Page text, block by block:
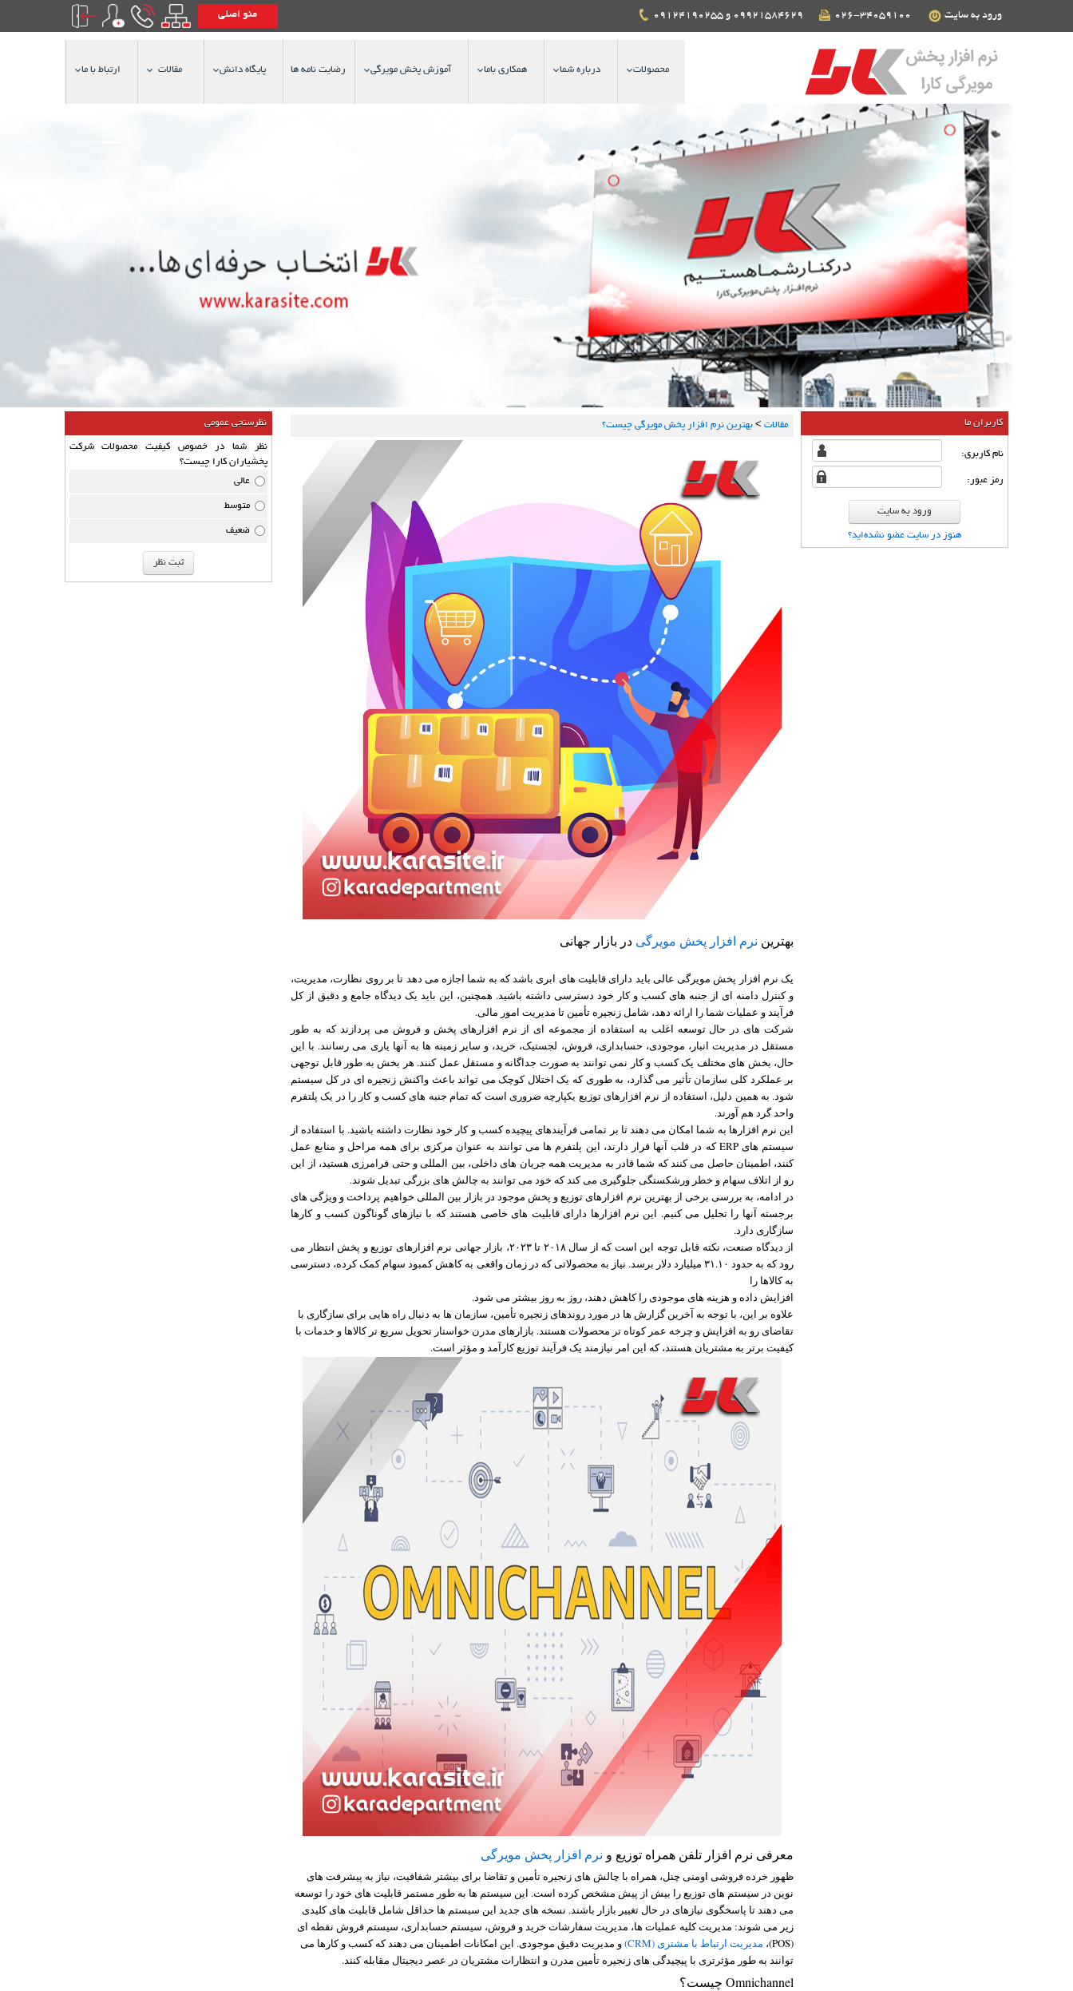
منو اصلی ورود به سایت
محصولات درباره شما همکاری باما آموزش پخش مویرگی رضایت نامه ها پایگاه دانش مقالات ارتباط با ما
کاربران ما
نام كاربری:
رمز عبور:
هنوز در سایت عضو نشده‌اید؟
مقالات> بهترین نرم افزار پخش مویرگی چیست؟
بهترین نرم افزار پخش مویرگی در بازار جهانی
یک نرم افزار پخش مویرگی عالی باید دارای قابلیت های ابری باشد که به شما اجازه می دهد تا بر روی نظارت، مدیریت،
و کنترل دامنه ای از جنبه های کسب و کار خود دسترسی داشته باشید. همچنین، این باید یک دیدگاه جامع و دقیق از کل
فرآیند و عملیات شما را ارائه دهد، شامل زنجیره تأمین تا مدیریت امور مالی.
شرکت های در حال توسعه اغلب به استفاده از مجموعه ای از نرم افزارهای پخش و فروش می پردازند که به طور
مستقل در مدیریت انبار، موجودی، حسابداری، فروش، لجستیک، خرید، و سایر زمینه ها به آنها یاری می رسانند. با این
حال، بخش های مختلف یک کسب و کار نمی توانند به صورت جداگانه و مستقل عمل کنند. هر بخش به طور قابل توجهی
بر عملکرد کلی سازمان تأثیر می گذارد، به طوری که یک اختلال کوچک می تواند باعث واکنش زنجیره ای در کل سیستم
شود. به همین دلیل، استفاده از نرم افزارهای توزیع یکپارچه ضروری است که تمام جنبه های کسب و کار را در یک پلتفرم
واحد گرد هم آورند.
این نرم افزارها به شما امکان می دهند تا بر تمامی فرآیندهای پیچیده کسب و کار خود نظارت داشته باشید. با استفاده از
سیستم های ERP که در قلب آنها قرار دارند، این پلتفرم ها می توانند به عنوان مرکزی برای همه مراحل و منابع عمل
کنند، اطمینان حاصل می کنند که شما قادر به مدیریت همه جریان های داخلی، بین المللی و حتی فرامرزی هستید، از این
رو از اتلاف سهام و خطر ورشکستگی جلوگیری می کند که خود می توانند به چالش های بزرگی تبدیل شوند.
در ادامه، به بررسی برخی از بهترین نرم افزارهای توزیع و پخش موجود در بازار بین المللی خواهیم پرداخت و ویژگی های
برجسته آنها را تحلیل می کنیم. این نرم افزارها دارای قابلیت های خاصی هستند که با نیازهای گوناگون کسب و کارها
سازگاری دارد.
از دیدگاه صنعت، نکته قابل توجه این است که از سال ۲۰۱۸ تا ۲۰۲۳، بازار جهانی نرم افزارهای توزیع و پخش انتظار می
رود که به حدود ۳۱.۱۰ میلیارد دلار برسد. نیاز به محصولاتی که در زمان واقعی به کاهش کمبود سهام کمک کرده، دسترسی
به کالاها را
افزایش داده و هزینه های موجودی را کاهش دهند، روز به روز بیشتر می شود.
علاوه بر این، با توجه به آخرین گزارش ها در مورد روندهای زنجیره تأمین، سازمان ها به دنبال راه هایی برای سازگاری با
تقاضای رو به افزایش و چرخه عمر کوتاه تر محصولات هستند. بازارهای مدرن خواستار تحویل سریع تر کالاها و خدمات با
کیفیت برتر به مشتریان هستند، که این امر نیازمند یک فرآیند توزیع کارآمد و مؤثر است.
معرفی نرم افزار تلفن همراه توزیع و نرم افزار پخش مویرگی
ظهور خرده فروشی اومنی چنل، همراه با چالش های زنجیره تأمین و تقاضا برای بیشتر شفافیت، نیاز به پیشرفت های
نوین در سیستم های توزیع را بیش از پیش مشخص کرده است. این سیستم ها به طور مستمر قابلیت های خود را توسعه
می دهند تا پاسخگوی نیازهای در حال تغییر بازار باشند. نسخه های جدید این سیستم ها حداقل شامل قابلیت های کلیدی
زیر می شوند: مدیریت کلیه عملیات ها، مدیریت سفارشات خرید و فروش، سیستم حسابداری، سیستم فروش نقطه ای
(POS)،
مدیریت ارتباط با مشتری (CRM)
و مدیریت دقیق موجودی. این امکانات اطمینان می دهند که کسب و کارها می
توانند به طور مؤثرتری با پیچیدگی های زنجیره تأمین مدرن و انتظارات مشتریان در عصر دیجیتال مقابله کنند.
Omnichannel چیست؟
نظرسنجی عمومی
نظر شما در خصوص کیفیت محصولات شرکت
پخشیاران کارا چیست؟
عالی
متوسط
ضعیف